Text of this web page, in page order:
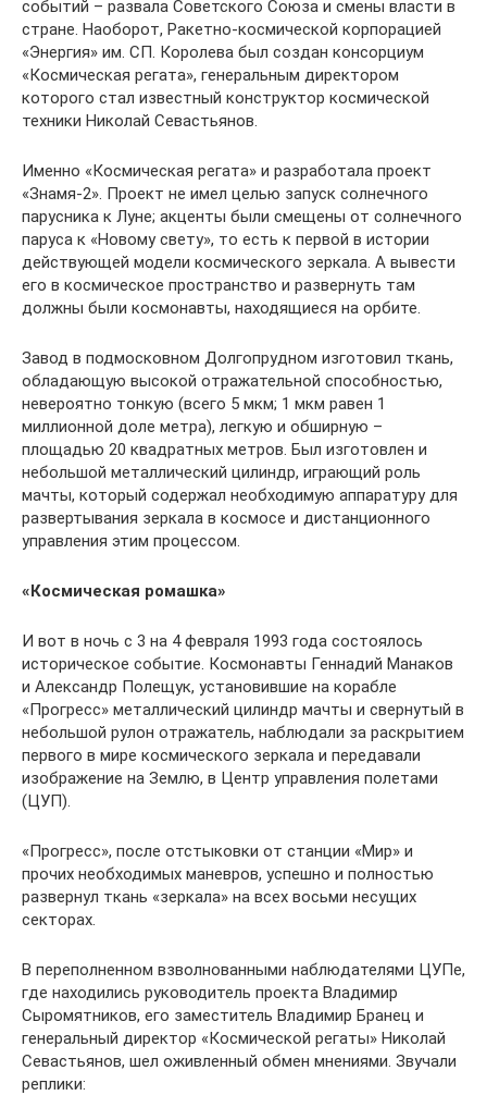
событий – развала Советского Союза и смены власти в
стране. Наоборот, Ракетно-космической корпорацией
«Энергия» им. СП. Королева был создан консорциум
«Космическая регата», генеральным директором
которого стал известный конструктор космической
техники Николай Севастьянов.
Именно «Космическая регата» и разработала проект
«Знамя-2». Проект не имел целью запуск солнечного
парусника к Луне; акценты были смещены от солнечного
паруса к «Новому свету», то есть к первой в истории
действующей модели космического зеркала. А вывести
его в космическое пространство и развернуть там
должны были космонавты, находящиеся на орбите.
Завод в подмосковном Долгопрудном изготовил ткань,
обладающую высокой отражательной способностью,
невероятно тонкую (всего 5 мкм; 1 мкм равен 1
миллионной доле метра), легкую и обширную –
площадью 20 квадратных метров. Был изготовлен и
небольшой металлический цилиндр, играющий роль
мачты, который содержал необходимую аппаратуру для
развертывания зеркала в космосе и дистанционного
управления этим процессом.
«Космическая ромашка»
И вот в ночь с 3 на 4 февраля 1993 года состоялось
историческое событие. Космонавты Геннадий Манаков
и Александр Полещук, установившие на корабле
«Прогресс» металлический цилиндр мачты и свернутый в
небольшой рулон отражатель, наблюдали за раскрытием
первого в мире космического зеркала и передавали
изображение на Землю, в Центр управления полетами
(ЦУП).
«Прогресс», после отстыковки от станции «Мир» и
прочих необходимых маневров, успешно и полностью
развернул ткань «зеркала» на всех восьми несущих
секторах.
В переполненном взволнованными наблюдателями ЦУПе,
где находились руководитель проекта Владимир
Сыромятников, его заместитель Владимир Бранец и
генеральный директор «Космической регаты» Николай
Севастьянов, шел оживленный обмен мнениями. Звучали
реплики: